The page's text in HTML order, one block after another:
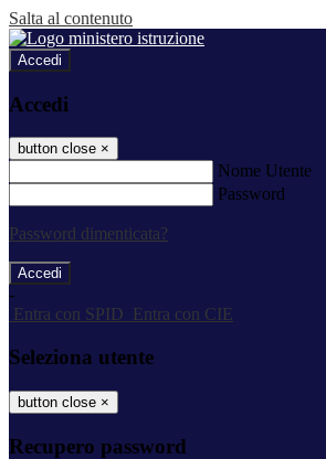
Salta al contenuto
Accedi
Accedi
button close ×
Nome Utente
Password
Password dimenticata?
-
Entra con SPID
Entra con CIE
Seleziona utente
button close ×
Recupero password